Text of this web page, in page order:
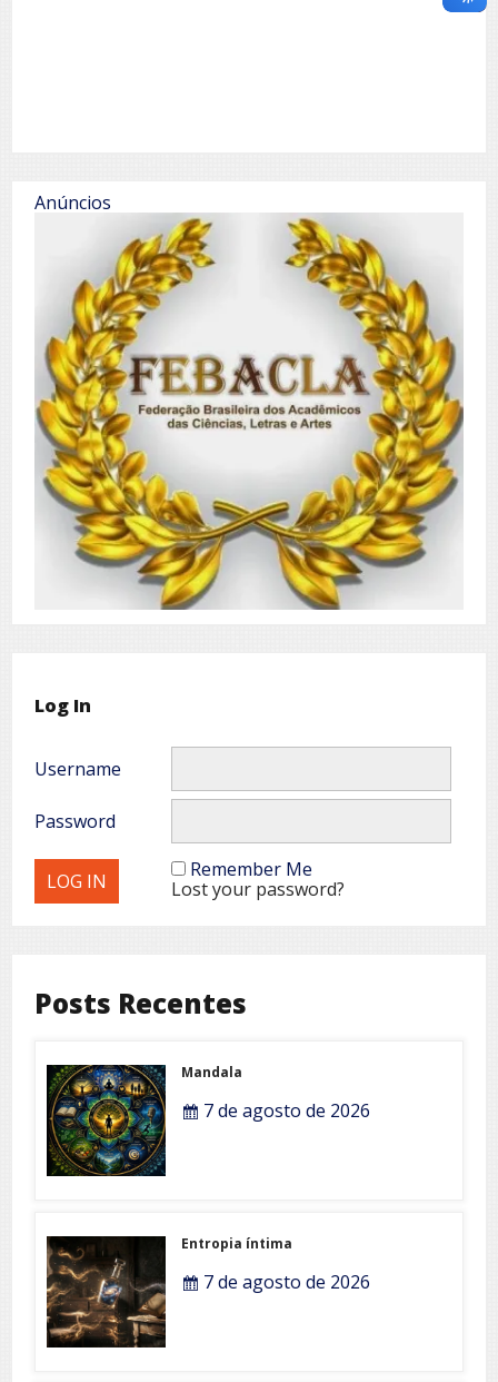
Anúncios
Log In
Username
Password
Remember Me
Lost your password?
Posts Recentes
Mandala
7 de agosto de 2026
Entropia íntima
7 de agosto de 2026